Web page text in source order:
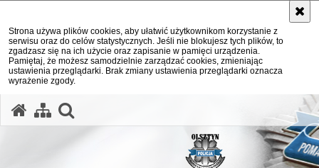
Strona używa plików cookies, aby ułatwić użytkownikom korzystanie z
serwisu oraz do celów statystycznych. Jeśli nie blokujesz tych plików, to
zgadzasz się na ich użycie oraz zapisanie w pamięci urządzenia.
Pamiętaj, że możesz samodzielnie zarządzać cookies, zmieniając
ustawienia przeglądarki. Brak zmiany ustawienia przeglądarki oznacza
wyrażenie zgody.